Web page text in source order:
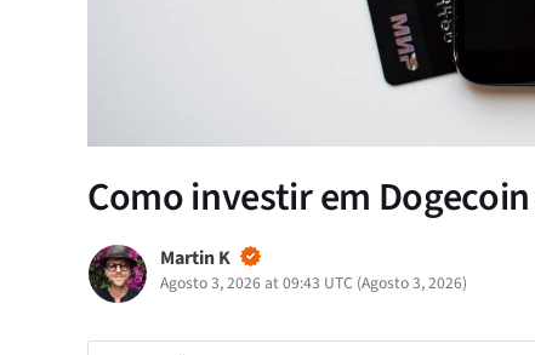
Como investir em
Martin K
Agosto 3, 2026 at 09:43 UTC (Agosto 3, 2026)